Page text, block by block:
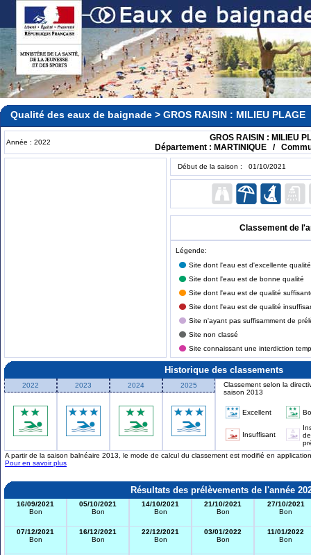
Qualité des eaux de baignade > GROS RAISIN : MILIEU PLAGE
Année : 2022
GROS RAISIN : MILIEU
Département : MARTINIQUE /
Début de la saison : 01/10/2021
Classement de
Légende:
Site dont l'eau est d'excellente qualité
Site dont l'eau est de bonne qualité
Site dont l'eau est de qualité
Site dont l'eau est de qualité
Site n'ayant pas suffisamment de
Site non classé
Site connaissant une interdiction
Historique des classements
2022 2023 2024 2025
Classement selon la
saison 2013
Excellent
Insuffisant
de
A partir de la saison balnéaire 2013, le mode de calcul du classement est modifié en
Pour en savoir plus
Résultats des prélèvements de l'année
16/09/2021
Bon
05/10/2021
Bon
14/10/2021
Bon
21/10/2021
Bon
27/10/2021
Bon
07/12/2021
Bon
16/12/2021
Bon
22/12/2021
Bon
03/01/2022
Bon
11/01/2022
Bon